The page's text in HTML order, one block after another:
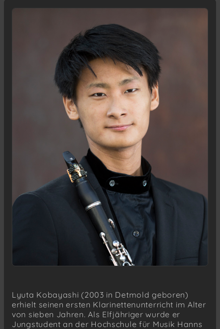
Lyuta Kobayashi (2003 in Detmold geboren)
erhielt seinen ersten Klarinettenunterricht im Alter
von sieben Jahren. Als Elfjähriger wurde er
Jungstudent an der Hochschule für Musik Hanns